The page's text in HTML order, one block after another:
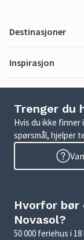
Destinasjoner
Inspirasjon
Trenger du
Hvis du ikke finner
spørsmål, hjelper
Hvorfor
Novasol?
50 000 feriehus i